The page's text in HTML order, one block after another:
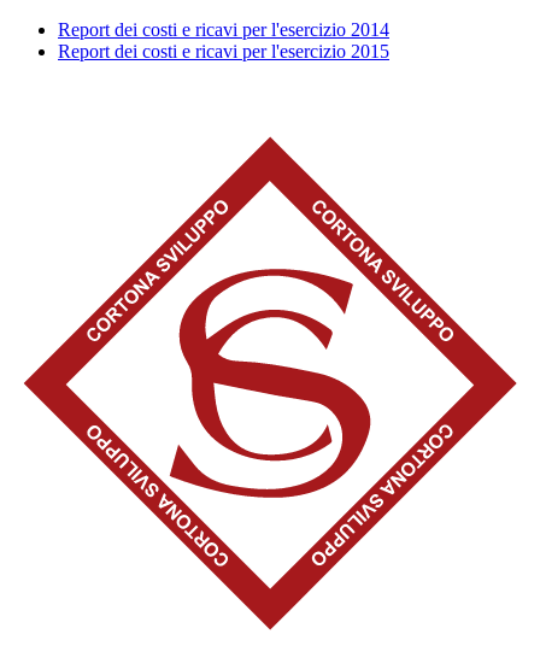
Report dei costi e ricavi per l'esercizio 2014
Report dei costi e ricavi per l'esercizio 2015